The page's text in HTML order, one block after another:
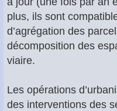
plus, ils sont
d’agrégation des
décomposition des
viaire.
Les opérations
des interventions des